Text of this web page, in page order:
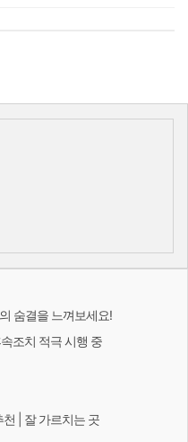
숨결을 느껴보세요!
조치 적극 시행 중
| 잘 가르치는 곳